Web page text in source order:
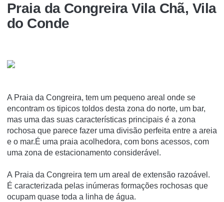
Praia da Congreira Vila Chã, Vila
do Conde
A Praia da Congreira, tem um pequeno areal onde se
encontram os tipicos toldos desta zona do norte, um bar,
mas uma das suas características principais é a zona
rochosa que parece fazer uma divisão perfeita entre a areia
e o mar.É uma praia acolhedora, com bons acessos, com
uma zona de estacionamento considerável.
A Praia da Congreira tem um areal de extensão razoável.
É caracterizada pelas inúmeras formações rochosas que
ocupam quase toda a linha de água.